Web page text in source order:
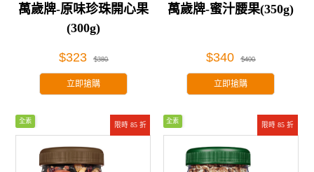
萬歲牌-原味珍珠開心果
(300g)
$323 $380
立即搶購
萬歲牌-蜜汁腰果(350g)
$340 $400
立即搶購
限時 85 折
全素
限時 85 折
全素